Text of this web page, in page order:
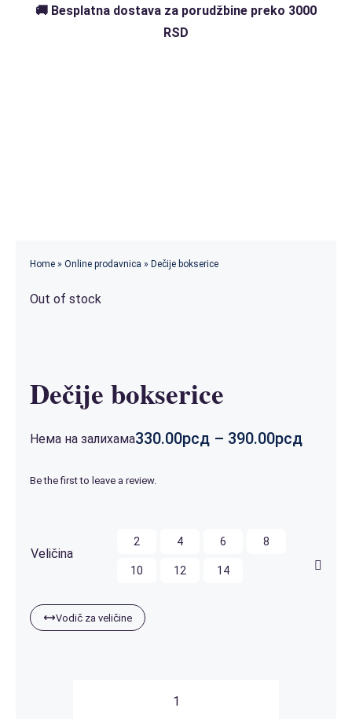
🚚 Besplatna dostava za porudžbine preko 3000
RSD
Home» Online prodavnica » Dečije bokserice
Out of stock
Dečije bokserice
330.00рсд – 390.00рсд
Нема на залихама
Be the first to leave a review.
Veličina
2 4 6 8
10 12 14
Vodič za veličine
Dečije